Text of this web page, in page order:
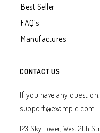
Best Seller
FAQ’s
Manufactures
CONTACT US
If you have any
support@example.com
123 Sky Tower, West 21th